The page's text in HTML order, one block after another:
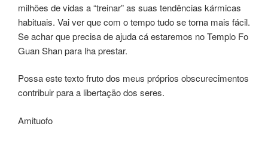
milhões de vidas a “treinar” as suas tendências kármicas
habituais. Vai ver que com o tempo tudo se torna mais fácil.
Se achar que precisa de ajuda cá estaremos no Templo Fo
Guan Shan para lha prestar.
Possa este texto fruto dos meus próprios obscurecimentos
contribuir para a libertação dos seres.
Amituofo